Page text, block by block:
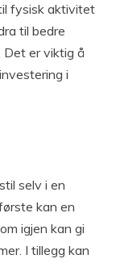
fysisk aktivitet
til bedre
er viktig å
i
selv i en
kan en
igjen kan gi
I tillegg kan